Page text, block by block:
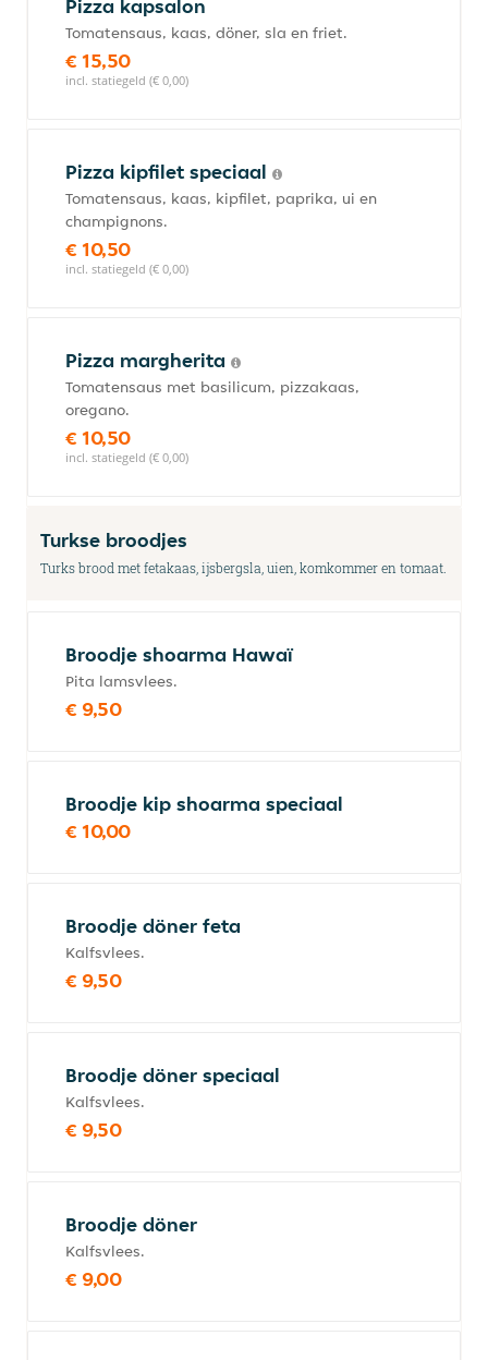
Pizza kapsalon
Tomatensaus, kaas, döner, sla en friet.
€ 15,50
incl. statiegeld (€ 0,00)
Pizza kipfilet speciaal
Tomatensaus, kaas, kipfilet, paprika, ui en
champignons.
€ 10,50
incl. statiegeld (€ 0,00)
Pizza margherita
Tomatensaus met basilicum, pizzakaas,
oregano.
€ 10,50
incl. statiegeld (€ 0,00)
Turkse broodjes
Turks brood met fetakaas, ijsbergsla, uien, komkommer en tomaat.
Broodje shoarma Hawaï
Pita lamsvlees.
€ 9,50
Broodje kip shoarma speciaal
€ 10,00
Broodje döner feta
Kalfsvlees.
€ 9,50
Broodje döner speciaal
Kalfsvlees.
€ 9,50
Broodje döner
Kalfsvlees.
€ 9,00